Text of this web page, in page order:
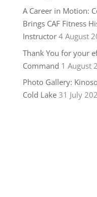
A Career in Motion:
Brings CAF Fitness
Instructor 4 August
Thank You for your
Command 1 August
Photo Gallery:
Cold Lake 31 July